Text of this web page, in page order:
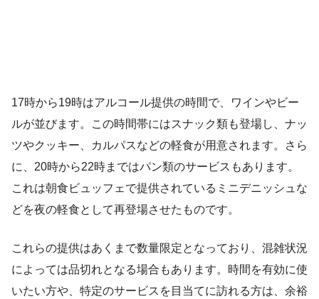
17時から19時はアルコール提供の時間で、ワインやビー
ルが並びます。この時間帯にはスナック類も登場し、ナッ
ツやクッキー、カルパスなどの軽食が用意されます。さら
に、20時から22時まではパン類のサービスもあります。
これは朝食ビュッフェで提供されているミニデニッシュな
どを夜の軽食として再登場させたものです。
これらの提供はあくまで数量限定となっており、混雑状況
によっては品切れとなる場合もあります。時間を有効に使
いたい方や、特定のサービスを目当てに訪れる方は、余裕